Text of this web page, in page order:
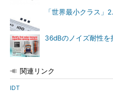
「世界最小クラス」
36dBのノイズ耐性を
関連リンク
IDT